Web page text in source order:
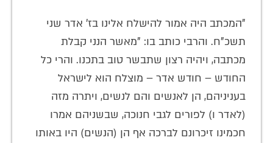
"המכתב היה אמור להישלח אלינו בז' אדר שני
תשכ"ח. והרבי כותב בו: "מאשר הנני קבלת
מכתבה, ויהיה רצון שתבשר טוב בתכנו. והרי כל
החודש – חודש אדר – מוצלח הוא לישראל
בעניניהם, הן לאנשים והם לנשים, ויתרה מזה
(לאדר ו) לפורים לגבי חנוכה, שבשניהם אמרו
חכמינו זיכרונם לברכה אף הן (הנשים) היו באותו